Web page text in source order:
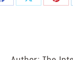
Share
Share